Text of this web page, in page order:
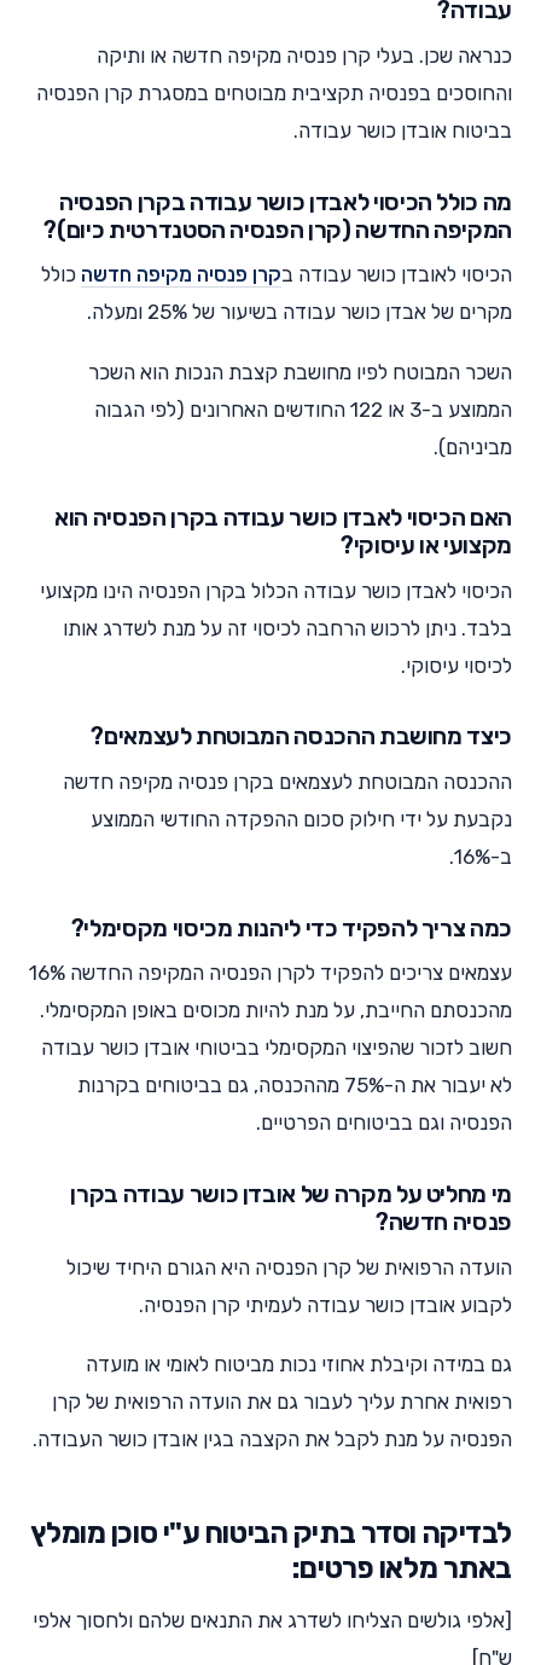
עבודה?
כנראה שכן. בעלי קרן פנסיה מקיפה חדשה או ותיקה
והחוסכים בפנסיה תקציבית מבוטחים במסגרת קרן הפנסיה
בביטוח אובדן כושר עבודה.
מה כולל הכיסוי לאבדן כושר עבודה בקרן הפנסיה
המקיפה החדשה (קרן הפנסיה הסטנדרטית כיום)?
הכיסוי לאובדן כושר עבודה בקרן פנסיה מקיפה חדשה כולל
מקרים של אבדן כושר עבודה בשיעור של 25% ומעלה.
השכר המבוטח לפיו מחושבת קצבת הנכות הוא השכר
הממוצע ב-3 או 122 החודשים האחרונים (לפי הגבוה
מביניהם).
האם הכיסוי לאבדן כושר עבודה בקרן הפנסיה הוא
מקצועי או עיסוקי?
הכיסוי לאבדן כושר עבודה הכלול בקרן הפנסיה הינו מקצועי
בלבד. ניתן לרכוש הרחבה לכיסוי זה על מנת לשדרג אותו
לכיסוי עיסוקי.
כיצד מחושבת ההכנסה המבוטחת לעצמאים?
ההכנסה המבוטחת לעצמאים בקרן פנסיה מקיפה חדשה
נקבעת על ידי חילוק סכום ההפקדה החודשי הממוצע
ב-16%.
כמה צריך להפקיד כדי ליהנות מכיסוי מקסימלי?
עצמאים צריכים להפקיד לקרן הפנסיה המקיפה החדשה 16%
מהכנסתם החייבת, על מנת להיות מכוסים באופן המקסימלי.
חשוב לזכור שהפיצוי המקסימלי בביטוחי אובדן כושר עבודה
לא יעבור את ה-75% מההכנסה, גם בביטוחים בקרנות
הפנסיה וגם בביטוחים הפרטיים.
מי מחליט על מקרה של אובדן כושר עבודה בקרן
פנסיה חדשה?
הועדה הרפואית של קרן הפנסיה היא הגורם היחיד שיכול
לקבוע אובדן כושר עבודה לעמיתי קרן הפנסיה.
גם במידה וקיבלת אחוזי נכות מביטוח לאומי או מועדה
רפואית אחרת עליך לעבור גם את הועדה הרפואית של קרן
הפנסיה על מנת לקבל את הקצבה בגין אובדן כושר העבודה.
לבדיקה וסדר בתיק הביטוח ע"י סוכן מומלץ
באתר מלאו פרטים:
[אלפי גולשים הצליחו לשדרג את התנאים שלהם ולחסוך אלפי
ש"ח]